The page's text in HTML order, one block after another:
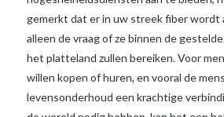
gemerkt dat er in uw streek fiber wordt
alleen de vraag of ze binnen de
het platteland zullen bereiken. Voor
willen kopen of huren, en vooral de
levensonderhoud een krachtige